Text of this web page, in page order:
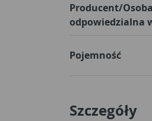
Producent/Osoba
odpowiedzialna
Pojemność
Szczegóły